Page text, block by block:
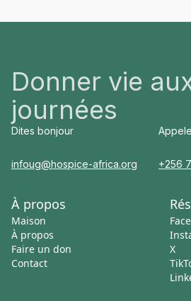
Donner vie
journées
Dites bonjour
infoug@hospice-africa.org +256
À propos
Maison
À propos
Faire un don
Contact
X